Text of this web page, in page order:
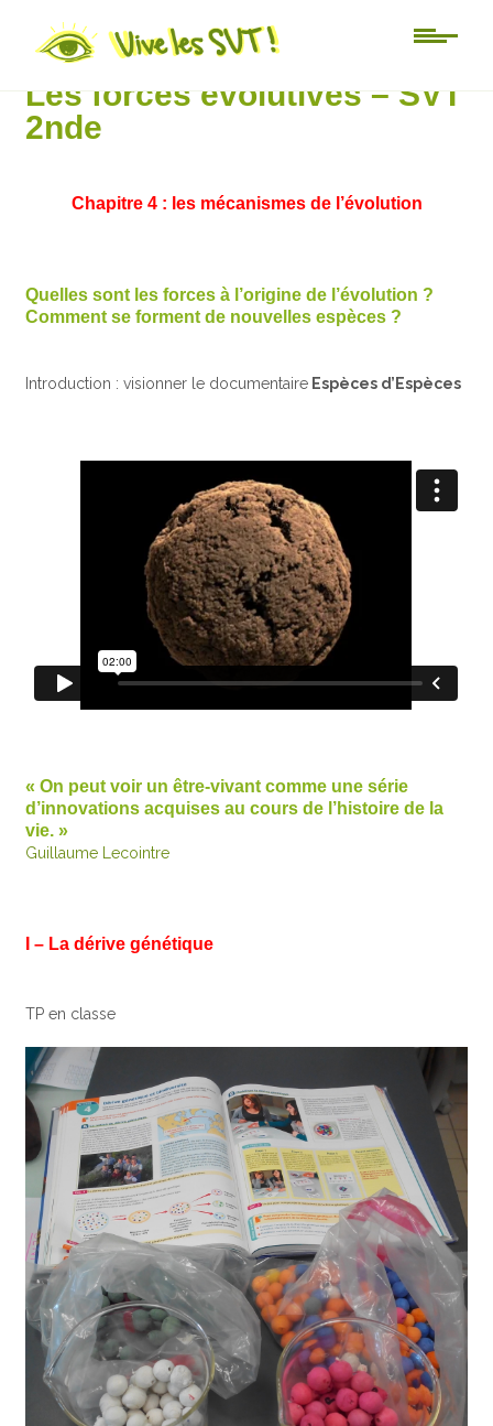
Lycée
Les forces évolutives – SVT
2nde
Chapitre 4 : les mécanismes de l’évolution
Quelles sont les forces à l’origine de l’évolution ?
Comment se forment de nouvelles espèces ?
Introduction : visionner le documentaire Espèces d’Espèces
« On peut voir un être-vivant comme une série
d’innovations acquises au cours de l’histoire de la
vie. »
Guillaume Lecointre
I – La dérive génétique
TP en classe